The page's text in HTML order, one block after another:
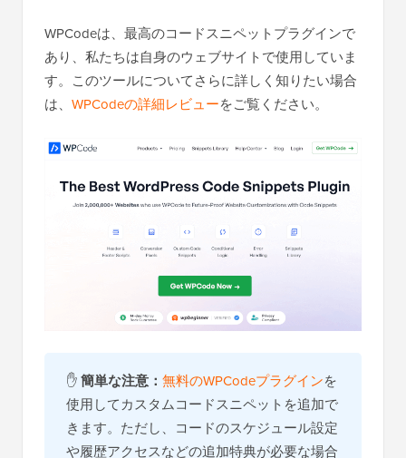
WPCodeは、最高のコードスニペットプラグインで
あり、私たちは自身のウェブサイトで使用していま
す。このツールについてさらに詳しく知りたい場合
は、 WPCodeの詳細レビューをご覧ください。
✋簡単な注意： 無料のWPCodeプラグインを
使用してカスタムコードスニペットを追加で
きます。ただし、コードのスケジュール設定
や履歴アクセスなどの追加特典が必要な場合